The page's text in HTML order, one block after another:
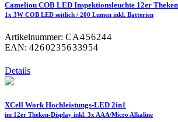
Camelion COB LED Inspektionsleuchte 12er
1x 3W COB LED seitlich / 200 Lumen inkl. Batterien
Artikelnummer: CA456244
EAN: 4260235633954
Details
XCell Work Hochleistungs-LED 2in1
im 12er Theken-Display inkl. 3x AAA/Micro Alkaline